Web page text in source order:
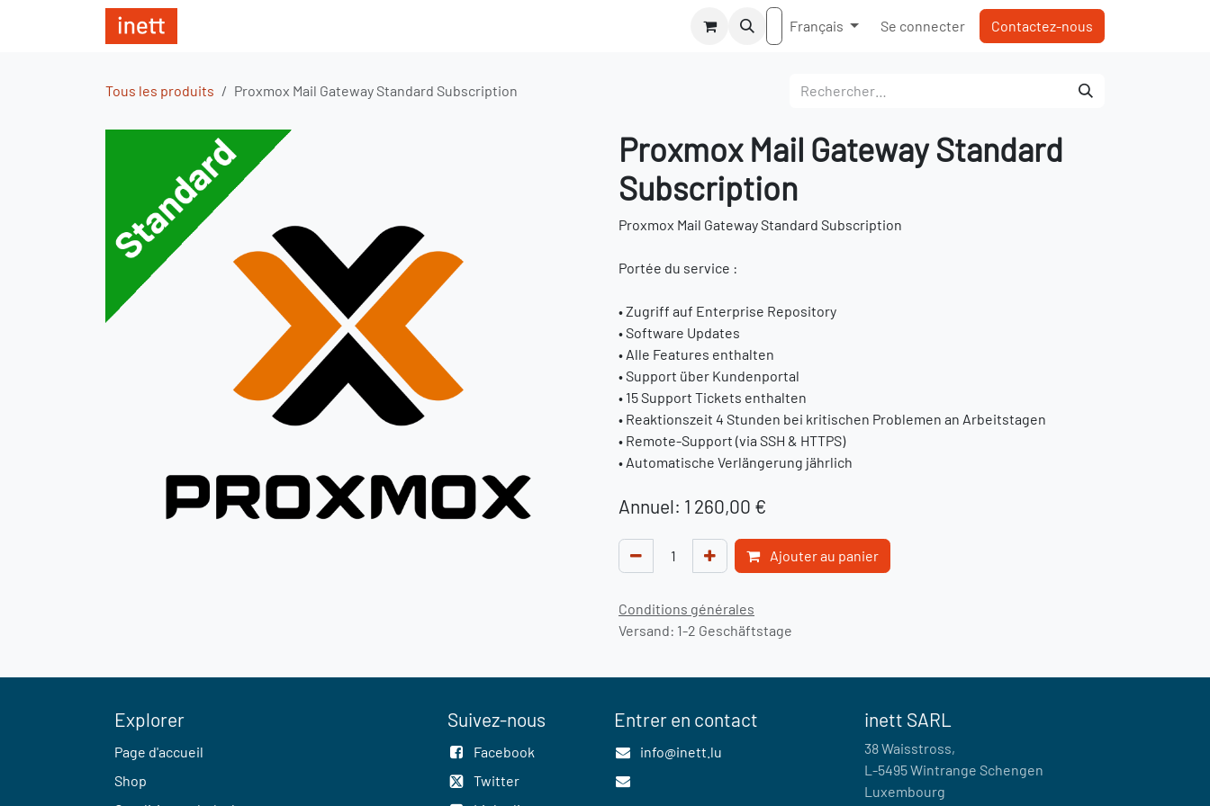
Se rendre au contenu
Proxmox Mail Gateway Hilfe
Français Se connecter Contactez-nous
Tous les produits Proxmox Mail Gateway Standard Subscription
Proxmox Mail Gateway Standard
Subscription
Proxmox Mail Gateway Standard Subscription
Portée du service :
• Zugriff auf Enterprise Repository
• Software Updates
• Alle Features enthalten
• Support über Kundenportal
• 15 Support Tickets enthalten
• Reaktionszeit 4 Stunden bei kritischen Problemen an Arbeitstagen
• Remote-Support (via SSH & HTTPS)
• Automatische Verlängerung jährlich
Annuel: 1 260,00 €
Ajouter au panier
Conditions générales
Versand: 1-2 Geschäftstage
Explorer
Page d'accueil
Shop
inett SARL
38 Waisstross,
L-5495 Wintrange Schengen
Luxembourg
Entrer en contact
info@inett.lu
Suivez-nous
Facebook
Twitter